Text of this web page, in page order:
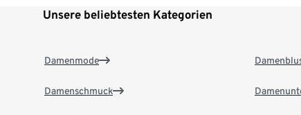
Unsere beliebtesten Kategorien
Damenmode
Damenschmuck